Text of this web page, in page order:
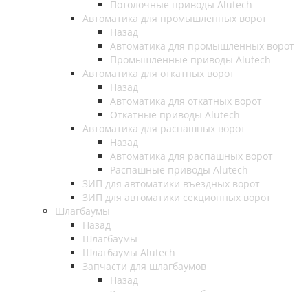
Потолочные приводы Alutech
Автоматика для промышленных ворот
Назад
Автоматика для промышленных ворот
Промышленные приводы Alutech
Автоматика для откатных ворот
Назад
Автоматика для откатных ворот
Откатные приводы Alutech
Автоматика для распашных ворот
Назад
Автоматика для распашных ворот
Распашные приводы Alutech
ЗИП для автоматики въездных ворот
ЗИП для автоматики секционных ворот
Шлагбаумы
Назад
Шлагбаумы
Шлагбаумы Alutech
Запчасти для шлагбаумов
Назад